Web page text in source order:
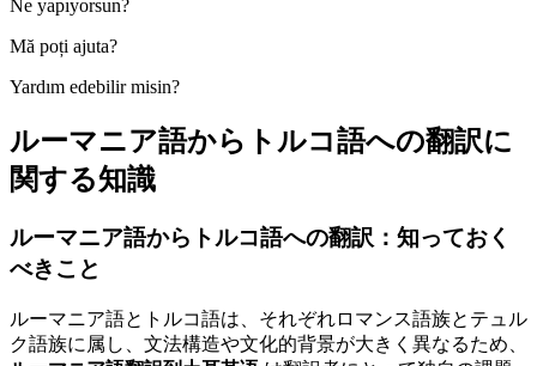
Ne yapıyorsun?
Mă poți ajuta?
Yardım edebilir misin?
ルーマニア語からトルコ語への翻訳に
関する知識
ルーマニア語からトルコ語への翻訳：知っておく
べきこと
ルーマニア語とトルコ語は、それぞれロマンス語族とテュル
ク語族に属し、文法構造や文化的背景が大きく異なるため、